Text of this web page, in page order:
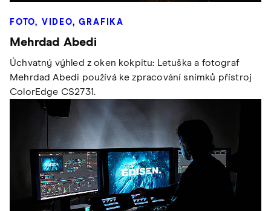
FOTO, VIDEO, GRAFIKA
Mehrdad Abedi
Úchvatný výhled z oken kokpitu: Letuška a fotograf
Mehrdad Abedi používá ke zpracování snímků přístroj
ColorEdge CS2731.